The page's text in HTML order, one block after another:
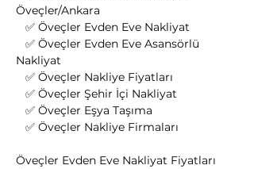
Öveçler/Ankara
   ✅ Öveçler Evden Eve Nakliyat
Nakliyat
   ✅ Öveçler Nakliye Fiyatları
   ✅ Öveçler Şehir İçi Nakliyat
   ✅ Öveçler Eşya Taşıma
   ✅ Öveçler Nakliye Firmaları
Öveçler Evden Eve Nakliyat Fiyatları